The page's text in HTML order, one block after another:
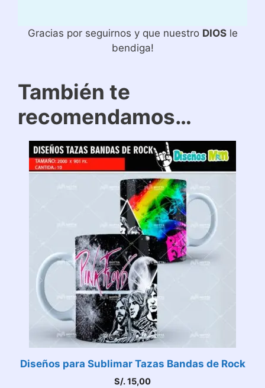
Gracias por seguirnos y que nuestro DIOSle
bendiga!
También te
recomendamos…
Diseños para Sublimar Tazas Bandas de Rock
S/.15,00